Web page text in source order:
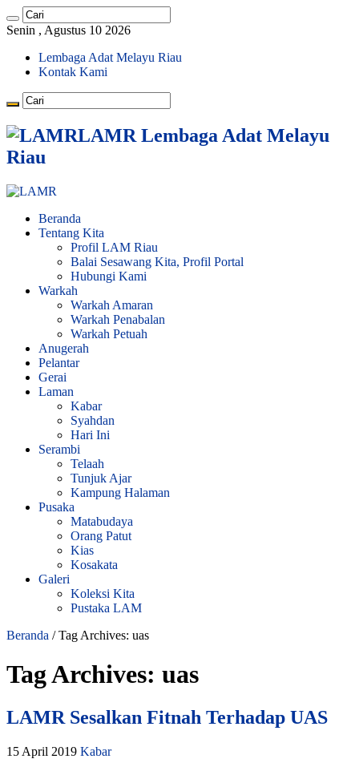
Senin , Agustus 10 2026
Lembaga Adat Melayu Riau
Kontak Kami
LAMR Lembaga Adat Melayu
Riau
Beranda
Tentang Kita
Profil LAM Riau
Balai Sesawang Kita, Profil Portal
Hubungi Kami
Warkah
Warkah Amaran
Warkah Penabalan
Warkah Petuah
Anugerah
Pelantar
Gerai
Laman
Kabar
Syahdan
Hari Ini
Serambi
Telaah
Tunjuk Ajar
Kampung Halaman
Pusaka
Matabudaya
Orang Patut
Kias
Kosakata
Galeri
Koleksi Kita
Pustaka LAM
Beranda / Tag Archives: uas
Tag Archives: uas
LAMR Sesalkan Fitnah Terhadap UAS
15 April 2019 Kabar